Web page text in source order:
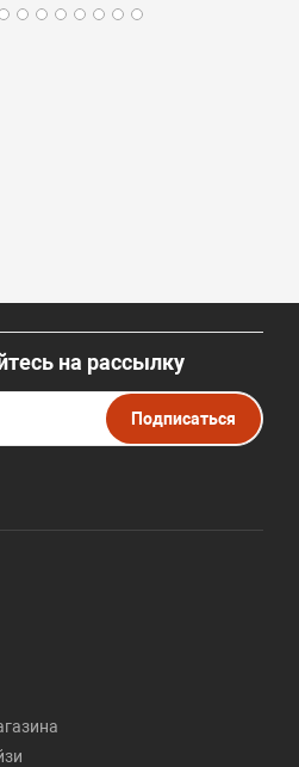
на рассылку
Подписаться